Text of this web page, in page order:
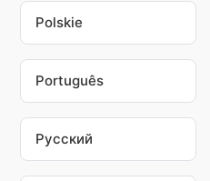
Polskie
Português
Pусский